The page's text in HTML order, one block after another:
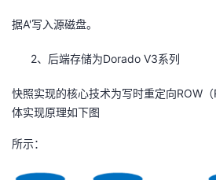
据A'写入源磁盘。
2、后端存储为Dorado V3系列
快照实现的核心技术为写时重定向ROW
体实现原理如下图
所示：